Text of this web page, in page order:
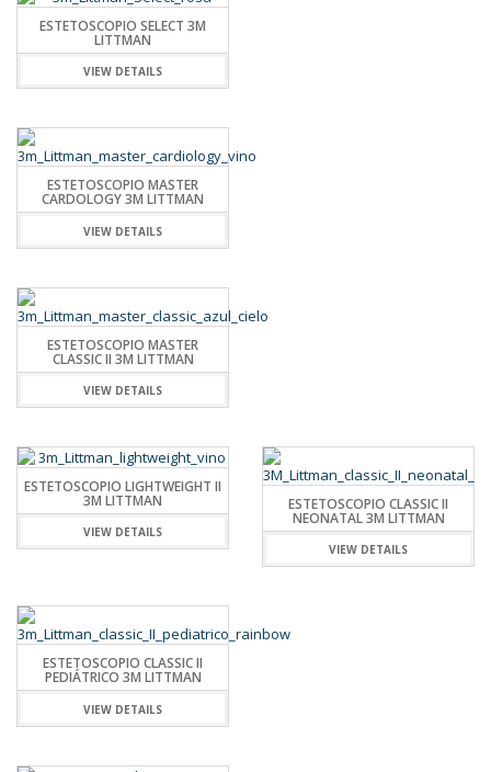
ESTETOSCOPIO SELECT 3M
LITTMAN
VIEW DETAILS
ESTETOSCOPIO MASTER
CARDOLOGY 3M LITTMAN
VIEW DETAILS
ESTETOSCOPIO MASTER
CLASSIC II 3M LITTMAN
VIEW DETAILS
ESTETOSCOPIO LIGHTWEIGHT II
3M LITTMAN
VIEW DETAILS
ESTETOSCOPIO CLASSIC II
NEONATAL 3M LITTMAN
VIEW DETAILS
ESTETOSCOPIO CLASSIC II
PEDIÁTRICO 3M LITTMAN
VIEW DETAILS